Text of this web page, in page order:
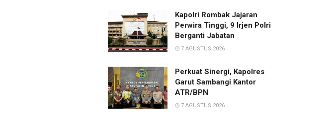
Kapolri Rombak Jajaran
Perwira Tinggi, 9 Irjen Polri
Berganti Jabatan
7 AGUSTUS 2026
Perkuat Sinergi, Kapolres
Garut Sambangi Kantor
ATR/BPN
7 AGUSTUS 2026